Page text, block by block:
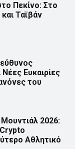
Πεκίνο: Στο
Ταϊβάν
Ευκαιρίες
του
2026:
Αθλητικό